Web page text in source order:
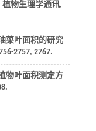
植物生理学通讯,
菜叶面积的研究
2757, 2767.
物叶面积测定方